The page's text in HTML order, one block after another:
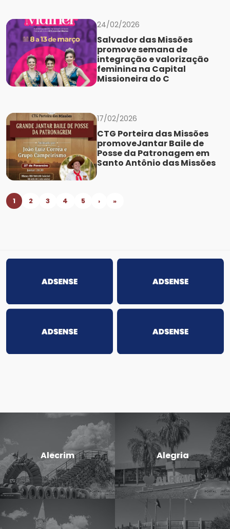
24/02/2026
Salvador das Missões
promove semana de
integração e valorização
feminina na Capital
Missioneira do C
17/02/2026
CTG Porteira das Missões
promoveJantar Baile de
Posse da Patronagem em
Santo Antônio das Missões
1 2 3 4 5 › »
Alecrim Alegria